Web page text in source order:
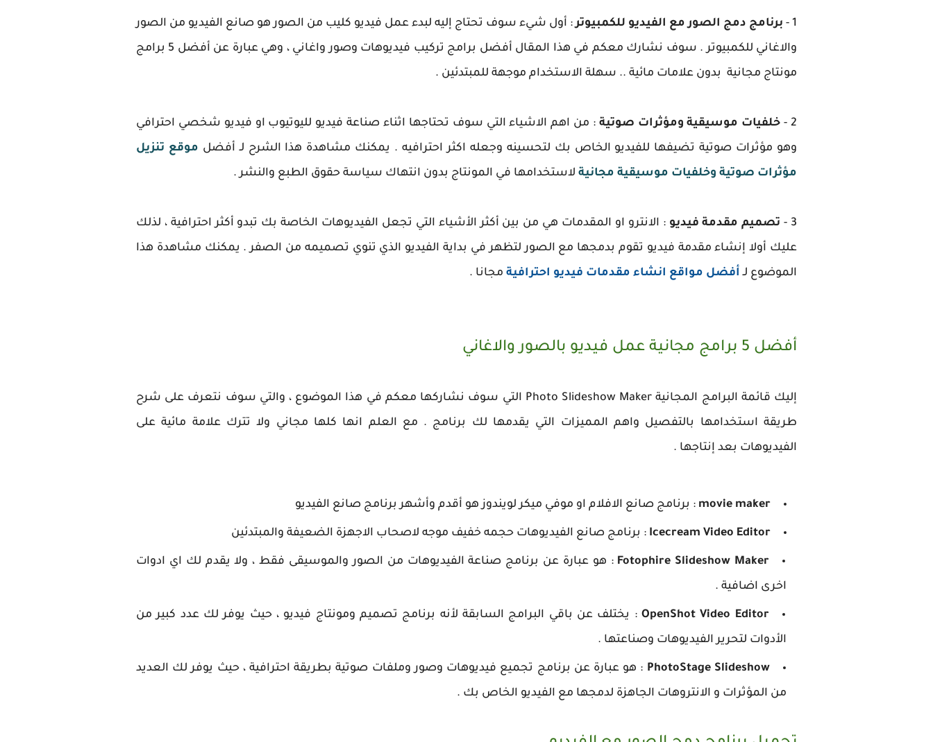
1 - برنامج دمج الصور مع الفيديو للكمبيوتر: أول شيء سوف تحتاج إليه لبدء عمل فيديو كليب من الصور هو صانع الفيديو من الصور
والاغاني للكمبيوتر . سوف نشارك معكم في هذا المقال أفضل برامج تركيب فيديوهات وصور واغاني ، وهي عبارة عن أفضل 5 برامج
مونتاج مجانية بدون علامات مائية .. سهلة الاستخدام موجهة للمبتدئين .
2 - خلفيات موسيقية ومؤثرات صوتية : من اهم الاشياء التي سوف تحتاجها اثناء صناعة فيديو لليوتيوب او فيديو شخصي احترافي
وهو مؤثرات صوتية تضيفها للفيديو الخاص بك لتحسينه وجعله اكثر احترافيه . يمكنك مشاهدة هذا الشرح لـ أفضل موقع تنزيل
مؤثرات صوتية وخلفيات موسيقية مجانية لاستخدامها في المونتاج بدون انتهاك سياسة حقوق الطبع والنشر .
3 - تصميم مقدمة فيديو : الانترو او المقدمات هي من بين أكثر الأشياء التي تجعل الفيديوهات الخاصة بك تبدو أكثر احترافية ، لذلك
عليك أولا إنشاء مقدمة فيديو تقوم بدمجها مع الصور لتظهر في بداية الفيديو الذي تنوي تصميمه من الصفر . يمكنك مشاهدة هذا
الموضوع لـ أفضل مواقع انشاء مقدمات فيديو احترافية مجانا .
أفضل 5 برامج مجانية عمل فيديو بالصور والاغاني
إليك قائمة البرامج المجانية Photo Slideshow Maker التي سوف نشاركها معكم في هذا الموضوع ، والتي سوف نتعرف على شرح
طريقة استخدامها بالتفصيل واهم المميزات التي يقدمها لك برنامج . مع العلم انها كلها مجاني ولا تترك علامة مائية على
الفيديوهات بعد إنتاجها .
movie maker : برنامج صانع الافلام او موفي ميكر لويندوز هو أقدم وأشهر برنامج صانع الفيديو
Icecream Video Editor : برنامج صانع الفيديوهات حجمه خفيف موجه لاصحاب الاجهزة الضعيفة والمبتدئين
Fotophire Slideshow Maker : هو عبارة عن برنامج صناعة الفيديوهات من الصور والموسيقى فقط ، ولا يقدم لك اي ادوات
اخرى اضافية .
OpenShot Video Editor : يختلف عن باقي البرامج السابقة لأنه برنامج تصميم ومونتاج فيديو ، حيث يوفر لك عدد كبير من
الأدوات لتحرير الفيديوهات وصناعتها .
PhotoStage Slideshow : هو عبارة عن برنامج تجميع فيديوهات وصور وملفات صوتية بطريقة احترافية ، حيث يوفر لك العديد
من المؤثرات و الانتروهات الجاهزة لدمجها مع الفيديو الخاص بك .